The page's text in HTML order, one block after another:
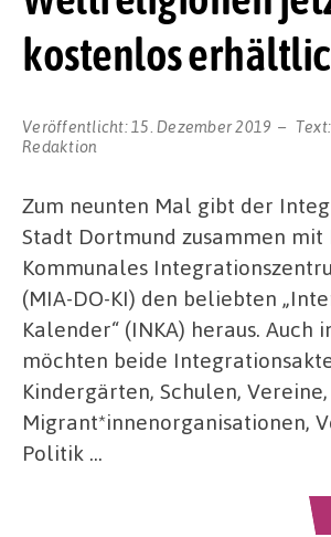
kostenlos
Veröffentlicht: 15. Dezember 2019 Text:
Redaktion
Zum neunten Mal gibt der
Stadt Dortmund zusammen mit
Kommunales
(MIA-DO-KI) den beliebten
Kalender“ (INKA) heraus. Auch
möchten beide
Kindergärten, Schulen, Vereine,
Migrant*innenorganisationen,
Politik …